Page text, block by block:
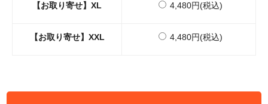
【お取り寄せ】XL
【お取り寄せ】XXL
4,480円(税込)
4,480円(税込)